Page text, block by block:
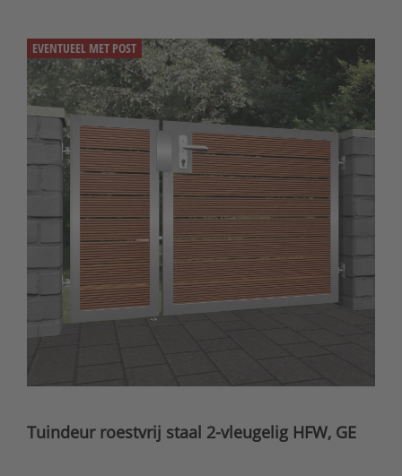
EVENTUEEL MET POST
Tuindeur roestvrij staal 2-vleugelig HFW, GE